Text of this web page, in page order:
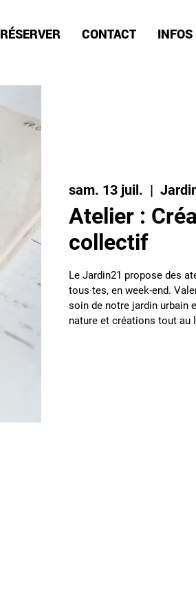
RÉSERVER CONTACT INFOS
sam. 13 juil.
  |
Atelier :
collectif
Le Jardin21 propose des
tous·tes, en week-end.
soin de notre jardin urbain